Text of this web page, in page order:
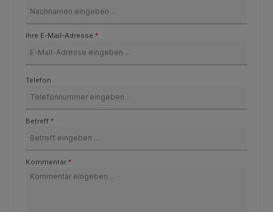
Ihre E-Mail-Adresse *
Telefon
Betreff *
Kommentar *